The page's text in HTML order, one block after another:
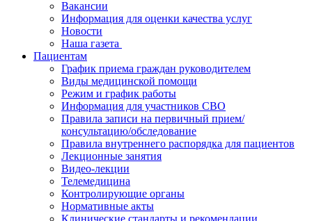
Вакансии
Информация для оценки качества услуг
Новости
​​Наша газета
Пациентам
График приема граждан руководителем
Виды медицинской помощи
Режим и график работы
Информация для участников СВО
Правила записи на первичный прием/
консультацию/обследование
Правила внутреннего распорядка для пациентов
Лекционные занятия
Видео-лекции
Телемедицина
Контролирующие органы
Нормативные акты